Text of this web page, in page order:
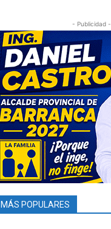
- Publicidad -
MÁS POPULARES